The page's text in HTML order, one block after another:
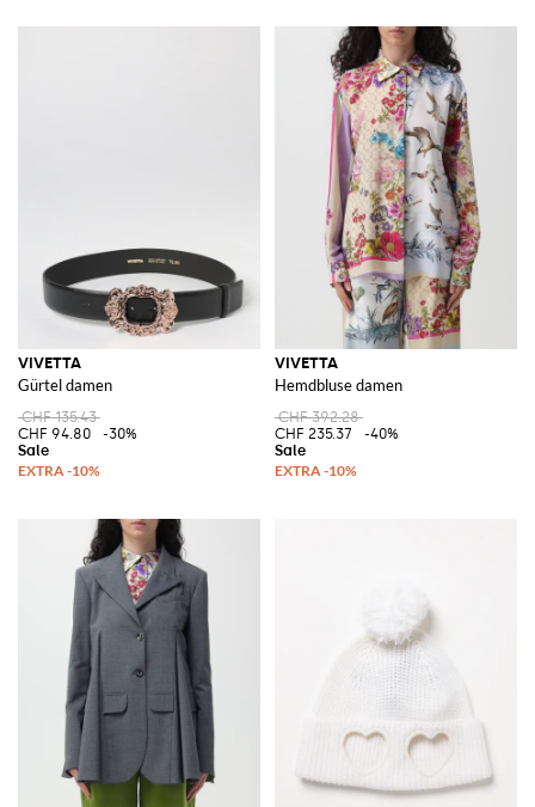
VIVETTA
Gürtel damen
CHF 135.43
CHF 94.80
-30%
VIVETTA
Hemdbluse damen
CHF 392.28
CHF 235.37
-40%